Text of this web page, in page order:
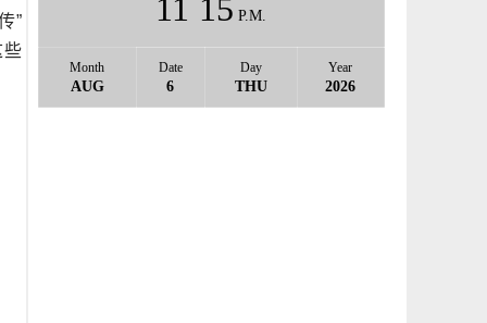
”
些
11 15 P.M.
Month
AUG
Date
6
Day
THU
Year
2026